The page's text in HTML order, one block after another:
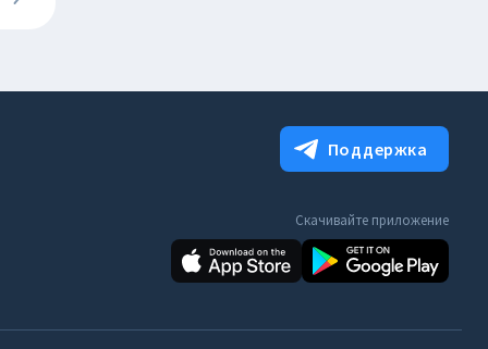
Поддержка
Скачивайте приложение